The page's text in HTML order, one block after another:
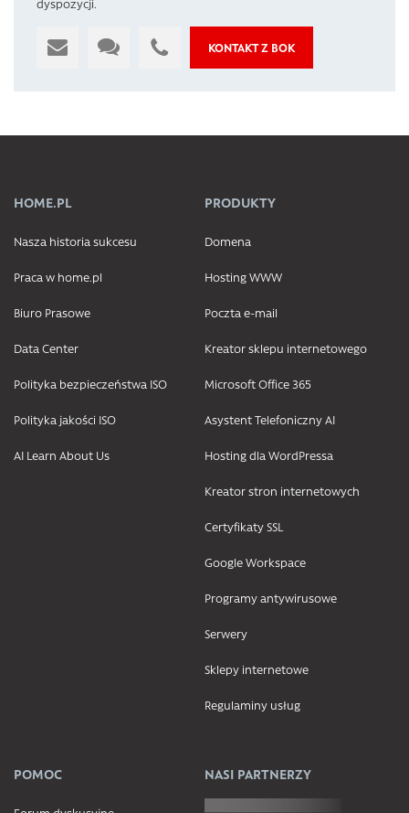
dyspozycji.
KONTAKT Z BOK
HOME.PL
Nasza historia sukcesu
Praca w home.pl
Biuro Prasowe
Data Center
Polityka bezpieczeństwa ISO
Polityka jakości ISO
AI Learn About Us
PRODUKTY
Domena
Hosting WWW
Poczta e-mail
Kreator sklepu internetowego
Microsoft Office 365
Asystent Telefoniczny AI
Hosting dla WordPressa
Kreator stron internetowych
Certyfikaty SSL
Google Workspace
Programy antywirusowe
Serwery
Sklepy internetowe
Regulaminy usług
POMOC NASI PARTNERZY